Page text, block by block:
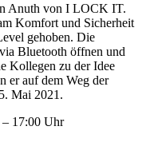
Anuth von I LOCK IT.
Komfort und Sicherheit
gehoben. Die
Bluetooth öffnen und
Kollegen zu der Idee
er auf dem Weg der
Mai 2021.
17:00 Uhr